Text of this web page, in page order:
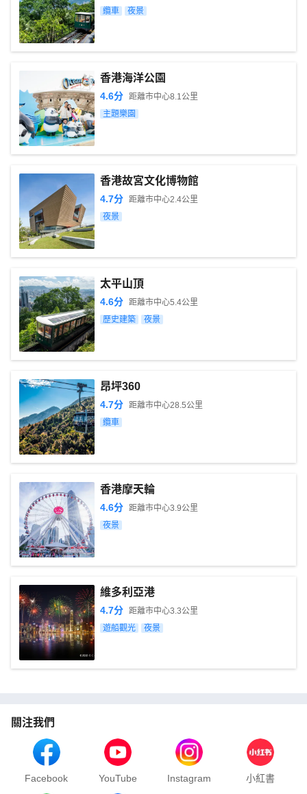
纜車 夜景
香港海洋公園
4.6分 距離市中心8.1公里
主題樂園
香港故宮文化博物館
4.7分 距離市中心2.4公里
夜景
太平山頂
4.6分 距離市中心5.4公里
歷史建築
夜景
昂坪360
4.7分 距離市中心28.5公里
纜車
香港摩天輪
4.6分 距離市中心3.9公里
夜景
維多利亞港
4.7分 距離市中心3.3公里
遊船觀光
夜景
關注我們
Facebook YouTube Instagram 小紅書